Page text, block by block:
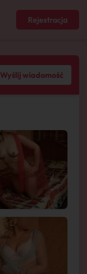
Rejestracja
Wyślij wiadomość